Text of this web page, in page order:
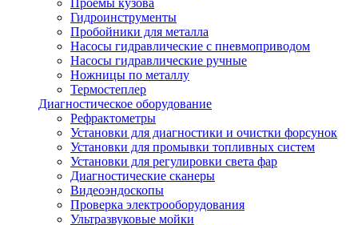
Проемы кузова
Гидроинструменты
Пробойники для металла
Насосы гидравлические с пневмоприводом
Насосы гидравлические ручные
Ножницы по металлу
Термостеплер
Диагностическое оборудование
Рефрактометры
Установки для диагностики и очистки форсунок
Установки для промывки топливных систем
Установки для регулировки света фар
Диагностические сканеры
Видеоэндоскопы
Проверка электрооборудования
Ультразвуковые мойки